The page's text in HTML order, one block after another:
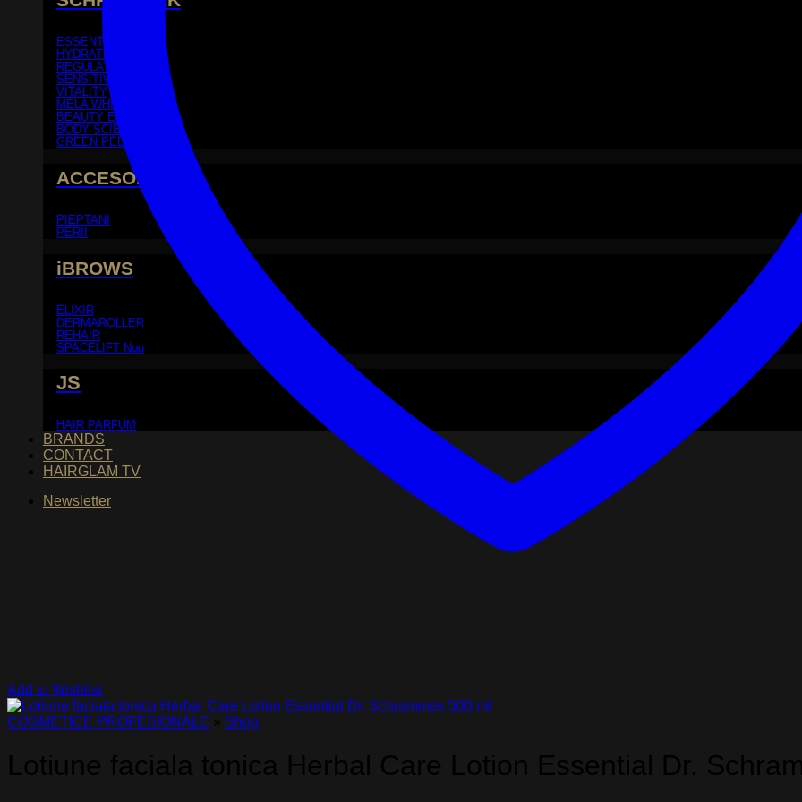
ESSENTIAL
HYDRATING
REGULATING
SENSITIVE
VITALITY
MELA WHITE
BEAUTY ELEMENTS
BODY SCIENCE
GREEN PEEL®
ACCESORII
PIEPTANI
PERII
iBROWS
ELIXIR
DERMAROLLER
REHAIR
SPACELIFT
JS
HAIR PARFUM
BRANDS
CONTACT
HAIRGLAM TV
Newsletter
Add to Wishlist
COSMETICE PROFESIONALE Shop